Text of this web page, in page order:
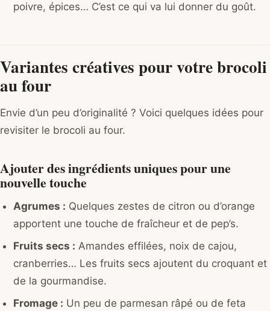
poivre, épices… C’est ce qui va lui donner du goût.
Variantes créatives pour votre brocoli
au four
Envie d’un peu d’originalité ? Voici quelques idées pour
revisiter le brocoli au four.
Ajouter des ingrédients uniques pour une
nouvelle touche
Agrumes : Quelques zestes de citron ou d’orange
apportent une touche de fraîcheur et de pep’s.
Fruits secs : Amandes effilées, noix de cajou,
cranberries… Les fruits secs ajoutent du croquant et
de la gourmandise.
Fromage : Un peu de parmesan râpé ou de feta